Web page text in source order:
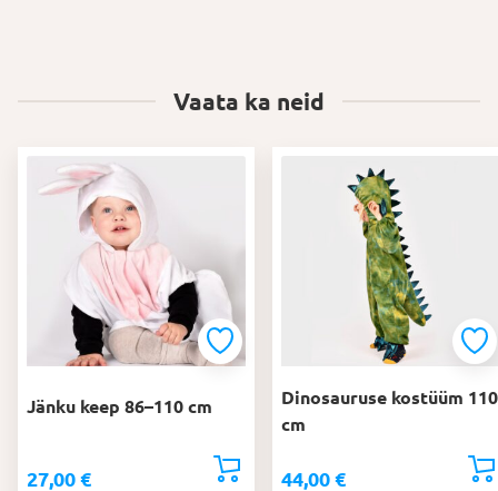
Vaata ka neid
Jänku keep 86–110 cm
27,00 €
Dinosauruse kostüüm 110
cm
44,00 €